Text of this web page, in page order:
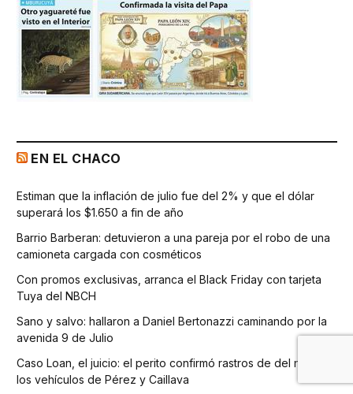
EN EL CHACO
Estiman que la inflación de julio fue del 2% y que el dólar
superará los $1.650 a fin de año
Barrio Barberan: detuvieron a una pareja por el robo de una
camioneta cargada con cosméticos
Con promos exclusivas, arranca el Black Friday con tarjeta
Tuya del NBCH
Sano y salvo: hallaron a Daniel Bertonazzi caminando por la
avenida 9 de Julio
Caso Loan, el juicio: el perito confirmó rastros de del niño en
los vehículos de Pérez y Caillava